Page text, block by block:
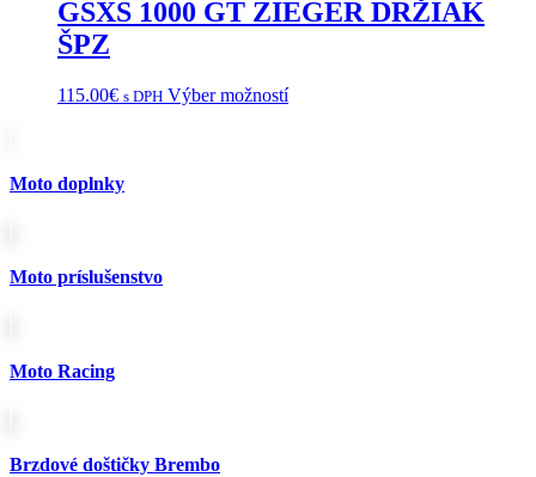
GSXS 1000 GT ZIEGER DRŽIAK
ŠPZ
115.00€ s DPH Výber možnostíTento
Moto doplnky
Moto príslušenstvo
Moto Racing
Brzdové doštičky Brembo